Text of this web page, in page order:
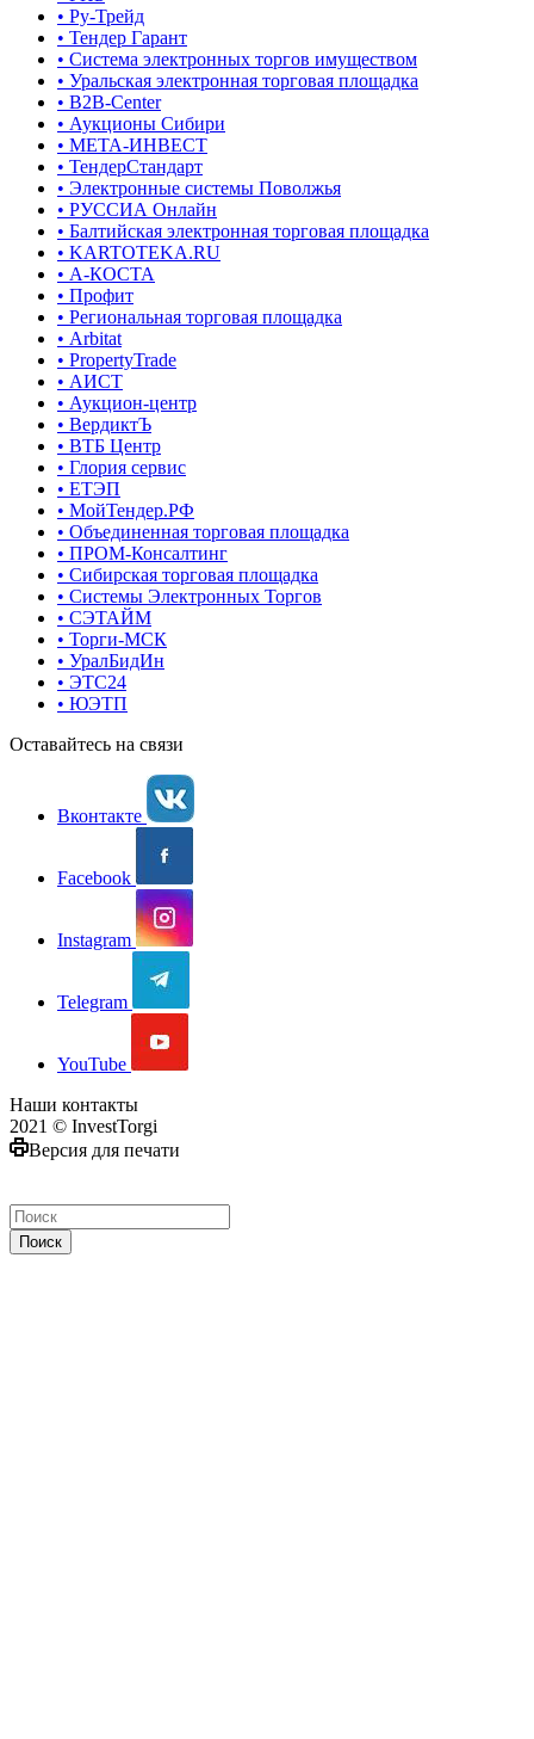
• Ру-Трейд
• Тендер Гарант
• Система электронных торгов имуществом
• Уральская электронная торговая площадка
• B2B-Center
• Аукционы Сибири
• МЕТА-ИНВЕСТ
• ТендерСтандарт
• Электронные системы Поволжья
• РУССИА Онлайн
• Балтийская электронная торговая площадка
• KARTOTEKA.RU
• А-КОСТА
• Профит
• Региональная торговая площадка
• Arbitat
• PropertyTrade
• АИСТ
• Аукцион-центр
• ВердиктЪ
• ВТБ Центр
• Глория сервис
• ЕТЭП
• МойТендер.РФ
• Объединенная торговая площадка
• ПРОМ-Консалтинг
• Сибирская торговая площадка
• Системы Электронных Торгов
• СЭТАЙМ
• Торги-МСК
• УралБидИн
• ЭТС24
• ЮЭТП
Оставайтесь на связи
Вконтакте
Facebook
Instagram
Telegram
YouTube
Наши контакты
2021 © InvestTorgi
Версия для печати
Поиск